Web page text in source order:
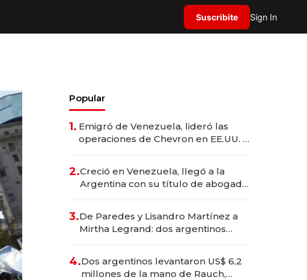
Suscribite Sign In
Popular
1. Emigró de Venezuela, lideró las
operaciones de Chevron en EE.UU. y
2.Creció en Venezuela, llegó a la
Argentina con su título de abogado
marcas "fast premium"
3.De Paredes y Lisandro Martínez a
Mirtha Legrand: dos argentinos
deportivo y el cuidado corporal
4.Dos argentinos levantaron US$ 6,2
millones de la mano de Rauch,